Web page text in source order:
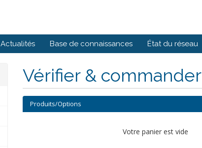
Actualités Base de connaissances État du réseau
Vérifier & commander
Produits/Options
Votre panier est vide